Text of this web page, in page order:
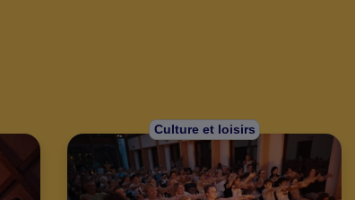
Culture et loisirs